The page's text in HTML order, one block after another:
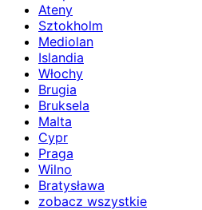
Ateny
Sztokholm
Mediolan
Islandia
Włochy
Brugia
Bruksela
Malta
Cypr
Praga
Wilno
Bratysława
zobacz wszystkie